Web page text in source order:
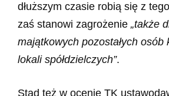
dłuższym czasie robią się z
zaś stanowi zagrożenie „także
majątkowych pozostałych osób
lokali spółdzielczych”.
Stąd też w ocenie TK